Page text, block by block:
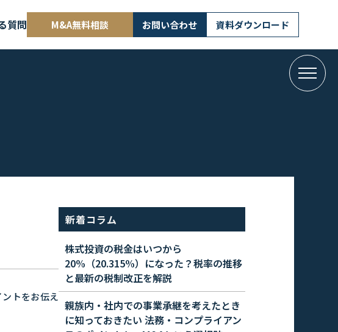
質問 M&A無料相談 お問い合わせ 資料ダウンロード
トをお伝え
新着コラム
株式投資の税金はいつから
20%（20.315%）になった？税率の推移
と最新の税制改正を解説
親族内・社内での事業承継を考えたとき
に知っておきたい 法務・コンプライアン